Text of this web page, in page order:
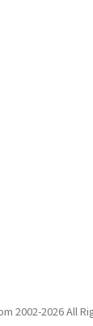
2002-2026 All